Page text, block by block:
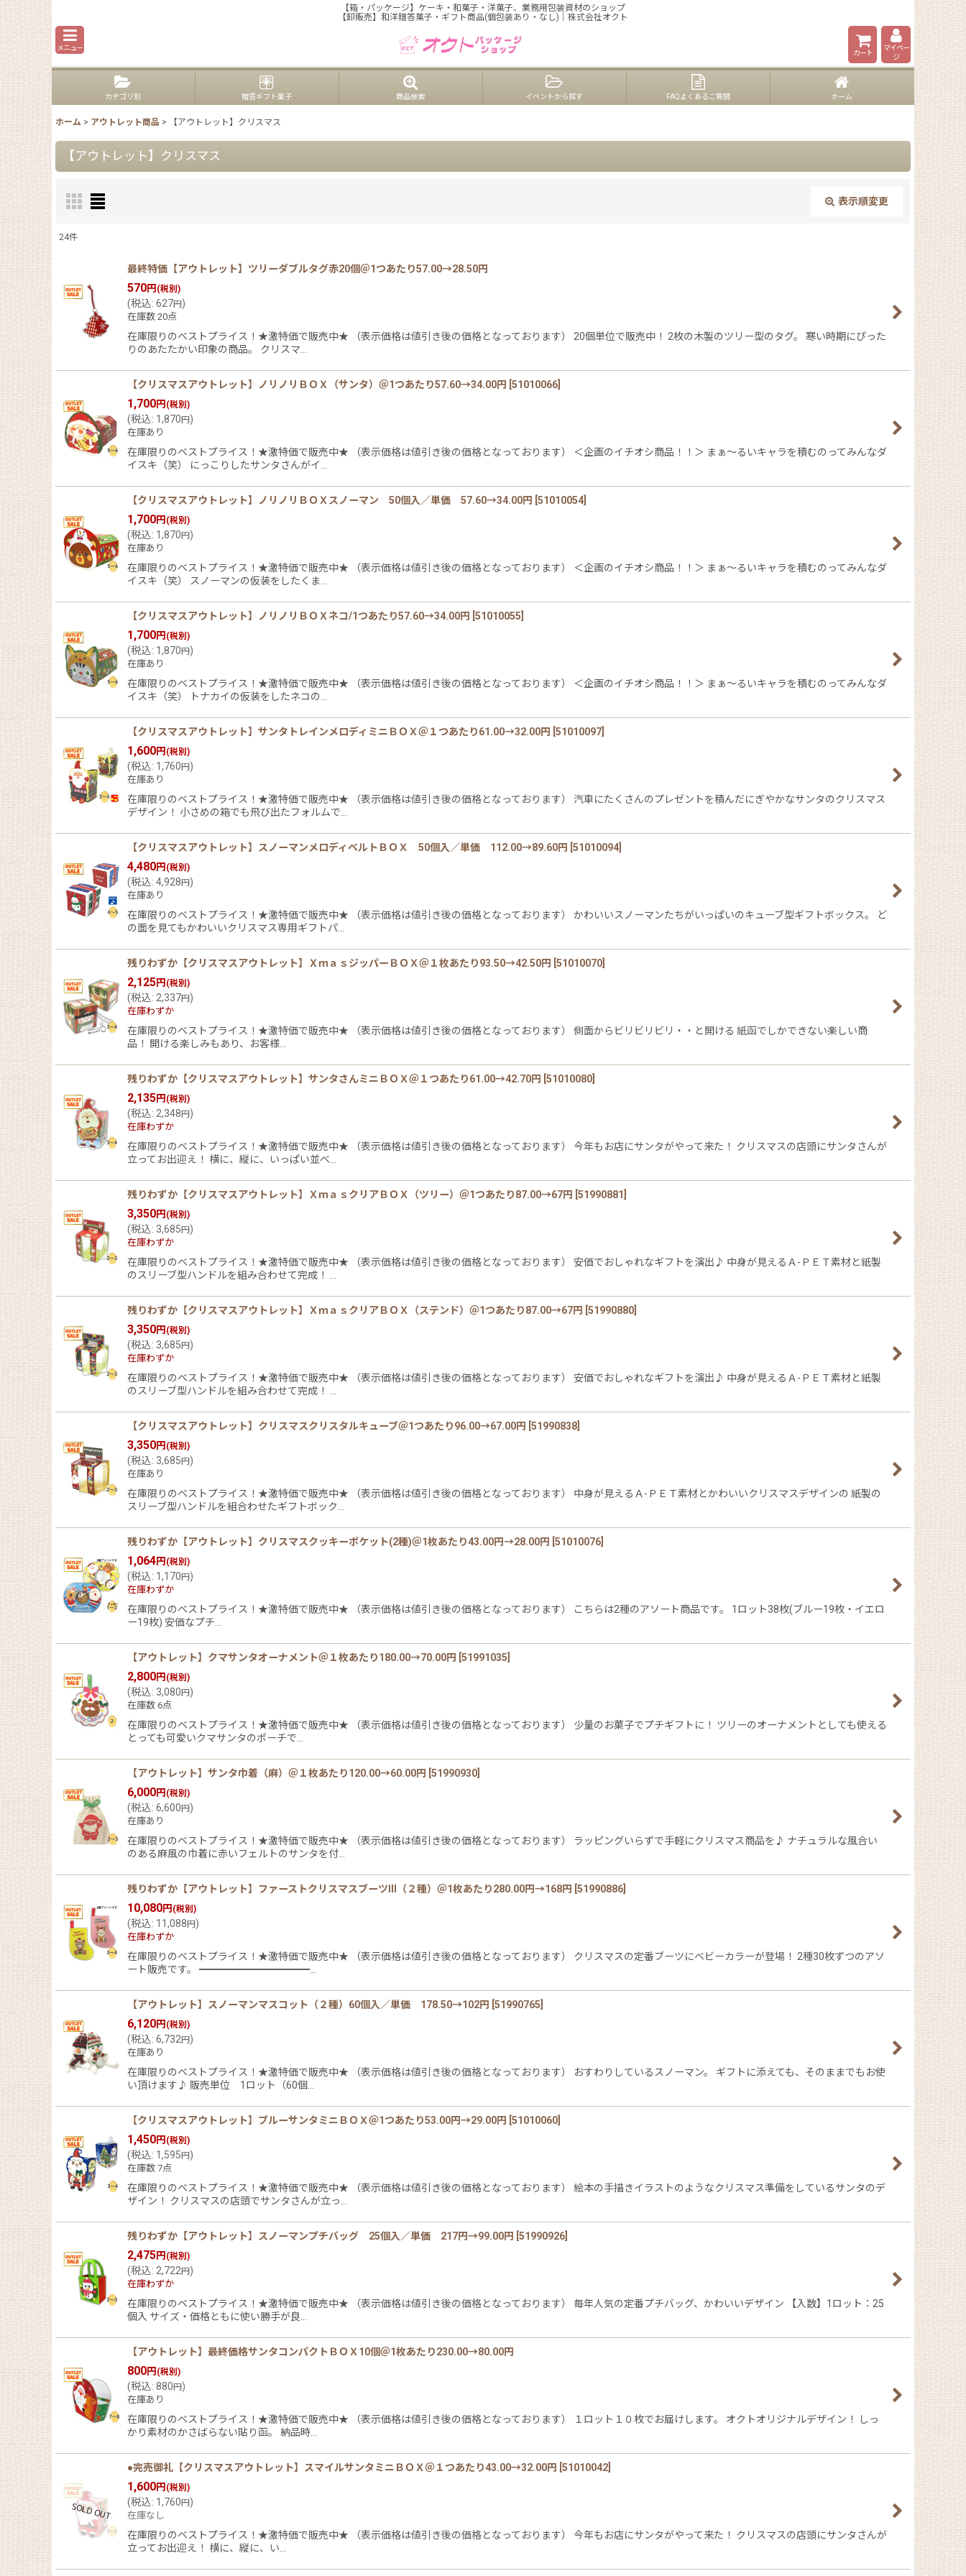
【箱・パッケージ】ケーキ・和菓子・洋菓子、業務用包装資材のショップ
【卸販売】和洋贈答菓子・ギフト商品(個包装あり・なし)｜株式会社オクト
メニュー
カート
マイペー
ジ
カテゴリ別 贈答ギフト菓子 商品検索 イベントから探す FAQよくあるご質問 ホーム
ホーム > アウトレット商品 > 【アウトレット】クリスマス
【アウトレット】クリスマス
表示順変更
在庫あり
並び順:
絞り込む
24件
最終特価【アウトレット】ツリーダブルタグ赤20個＠1つあたり57.00→28.50円
570円 (税別)
(税込: 627円 )
在庫数 20点
在庫限りのベストプライス！★激特価で販売中★ （表示価格は値引き後の価格となっております） 20個単位で販売中！ 2枚の木製のツリー型のタグ。 寒い時期にぴった
りのあたたかい印象の商品。 クリスマ…
【クリスマスアウトレット】ノリノリＢＯＸ（サンタ）＠1つあたり57.60→34.00円 51010066
1,700円 (税別)
(税込: 1,870 円 )
在庫あり
在庫限りのベストプライス！★激特価で販売中★ （表示価格は値引き後の価格となっております） ＜企画のイチオシ商品！！＞ まぁ〜るいキャラを積むのってみんなダ
イスキ（笑） にっこりしたサンタさんがイ…
【クリスマスアウトレット】ノリノリＢＯＸスノーマン 50個入／単価 57.60→34.00円 51010054
1,700円 (税別)
(税込: 1,870 円 )
在庫あり
在庫限りのベストプライス！★激特価で販売中★ （表示価格は値引き後の価格となっております） ＜企画のイチオシ商品！！＞ まぁ〜るいキャラを積むのってみんなダ
イスキ（笑） スノーマンの仮装をしたくま…
【クリスマスアウトレット】ノリノリＢＯＸネコ/1つあたり57.60→34.00円 51010055
1,700円 (税別)
(税込: 1,870 円 )
在庫あり
在庫限りのベストプライス！★激特価で販売中★ （表示価格は値引き後の価格となっております） ＜企画のイチオシ商品！！＞ まぁ〜るいキャラを積むのってみんなダ
イスキ（笑） トナカイの仮装をしたネコの…
【クリスマスアウトレット】サンタトレインメロディミニＢＯＸ＠１つあたり61.00→32.00円 51010097
1,600円 (税別)
(税込: 1,760 円 )
在庫あり
在庫限りのベストプライス！★激特価で販売中★ （表示価格は値引き後の価格となっております） 汽車にたくさんのプレゼントを積んだにぎやかなサンタのクリスマス
デザイン！ 小さめの箱でも飛び出たフォルムで…
【クリスマスアウトレット】スノーマンメロディベルトＢＯＸ 50個入／単価 112.00→89.60円 51010094
4,480円 (税別)
(税込: 4,928 円 )
在庫あり
在庫限りのベストプライス！★激特価で販売中★ （表示価格は値引き後の価格となっております） かわいいスノーマンたちがいっぱいのキューブ型ギフトボックス。 ど
の面を見てもかわいいクリスマス専用ギフトパ…
残りわずか【クリスマスアウトレット】ＸｍａｓジッパーＢＯＸ＠１枚あたり93.50→42.50円 51010070
2,125円 (税別)
(税込: 2,337円 )
在庫わずか
在庫限りのベストプライス！★激特価で販売中★ （表示価格は値引き後の価格となっております） 側面からビリビリビリ・・と開ける 紙函でしかできない楽しい商
品！ 開ける楽しみもあり、お客様…
残りわずか【クリスマスアウトレット】サンタさんミニＢＯＸ＠１つあたり61.00→42.70円 51010080
2,135円 (税別)
(税込: 2,348 円 )
在庫わずか
在庫限りのベストプライス！★激特価で販売中★ （表示価格は値引き後の価格となっております） 今年もお店にサンタがやって来た！ クリスマスの店頭にサンタさんが
立ってお出迎え！ 横に、縦に、いっぱい並べ…
残りわずか【クリスマスアウトレット】ＸｍａｓクリアＢＯＸ（ツリー）＠1つあたり87.00→67円 51990881
3,350円 (税別)
(税込: 3,685 円 )
在庫わずか
在庫限りのベストプライス！★激特価で販売中★ （表示価格は値引き後の価格となっております） 安価でおしゃれなギフトを演出♪ 中身が見えるＡ-ＰＥＴ素材と紙製
のスリーブ型ハンドルを組み合わせて完成！ …
残りわずか【クリスマスアウトレット】ＸｍａｓクリアＢＯＸ（ステンド）＠1つあたり87.00→67円 51990880
3,350円 (税別)
(税込: 3,685 円 )
在庫わずか
在庫限りのベストプライス！★激特価で販売中★ （表示価格は値引き後の価格となっております） 安価でおしゃれなギフトを演出♪ 中身が見えるＡ-ＰＥＴ素材と紙製
のスリーブ型ハンドルを組み合わせて完成！ …
【クリスマスアウトレット】クリスマスクリスタルキューブ＠1つあたり96.00→67.00円 51990838
3,350円 (税別)
(税込: 3,685 円 )
在庫あり
在庫限りのベストプライス！★激特価で販売中★ （表示価格は値引き後の価格となっております） 中身が見えるＡ-ＰＥＴ素材とかわいいクリスマスデザインの 紙製の
スリーブ型ハンドルを組合わせたギフトボック…
残りわずか【アウトレット】クリスマスクッキーポケット(2種)＠1枚あたり43.00円→28.00円 51010076
1,064円 (税別)
(税込: 1,170 円 )
在庫わずか
在庫限りのベストプライス！★激特価で販売中★ （表示価格は値引き後の価格となっております） こちらは2種のアソート商品です。 1ロット38枚(ブルー19枚・イエロ
ー19枚) 安価なプチ…
【アウトレット】クマサンタオーナメント＠１枚あたり180.00→70.00円 51991035
2,800円 (税別)
(税込: 3,080 円 )
在庫数 6点
在庫限りのベストプライス！★激特価で販売中★ （表示価格は値引き後の価格となっております） 少量のお菓子でプチギフトに！ ツリーのオーナメントとしても使える
とっても可愛いクマサンタのポーチで…
【アウトレット】サンタ巾着（麻）＠１枚あたり120.00→60.00円 51990930
6,000円 (税別)
(税込: 6,600 円 )
在庫あり
在庫限りのベストプライス！★激特価で販売中★ （表示価格は値引き後の価格となっております） ラッピングいらずで手軽にクリスマス商品を♪ ナチュラルな風合い
のある麻風の巾着に赤いフェルトのサンタを付…
残りわずか【アウトレット】ファーストクリスマスブーツIII（２種）＠1枚あたり280.00円→168円 51990886
10,080円 (税別)
(税込: 11,088 円 )
在庫わずか
在庫限りのベストプライス！★激特価で販売中★ （表示価格は値引き後の価格となっております） クリスマスの定番ブーツにベビーカラーが登場！ 2種30枚ずつのアソ
ート販売です。 ━━━━━━━━━━━…
【アウトレット】スノーマンマスコット（２種）60個入／単価 178.50→102円 51990765
6,120円 (税別)
(税込: 6,732 円 )
在庫あり
在庫限りのベストプライス！★激特価で販売中★ （表示価格は値引き後の価格となっております） おすわりしているスノーマン。 ギフトに添えても、そのままでもお使
い頂けます♪ 販売単位 1ロット（60個…
【クリスマスアウトレット】ブルーサンタミニＢＯＸ＠1つあたり53.00円→29.00円 51010060
1,450円 (税別)
(税込: 1,595 円 )
在庫数 7点
在庫限りのベストプライス！★激特価で販売中★ （表示価格は値引き後の価格となっております） 絵本の手描きイラストのようなクリスマス準備をしているサンタのデ
ザイン！ クリスマスの店頭でサンタさんが立っ…
残りわずか【アウトレット】スノーマンプチバッグ 25個入／単価 217円→99.00円 51990926
2,475円 (税別)
(税込: 2,722 円 )
在庫わずか
在庫限りのベストプライス！★激特価で販売中★ （表示価格は値引き後の価格となっております） 毎年人気の定番プチバッグ、かわいいデザイン 【入数】1ロット：25
個入 サイズ・価格ともに使い勝手が良…
【アウトレット】最終価格サンタコンパクトＢＯＸ10個＠1枚あたり230.00→80.00円
800円 (税別)
(税込: 880 円 )
在庫あり
在庫限りのベストプライス！★激特価で販売中★ （表示価格は値引き後の価格となっております） １ロット１０枚でお届けします。 オクトオリジナルデザイン！ しっ
かり素材のかさばらない貼り函。 納品時…
●完売御礼【クリスマスアウトレット】スマイルサンタミニＢＯＸ＠１つあたり43.00→32.00円 51010042
1,600円 (税別)
(税込: 1,760 円 )
在庫なし
在庫限りのベストプライス！★激特価で販売中★ （表示価格は値引き後の価格となっております） 今年もお店にサンタがやって来た！ クリスマスの店頭にサンタさんが
立ってお出迎え！ 横に、縦に、い…